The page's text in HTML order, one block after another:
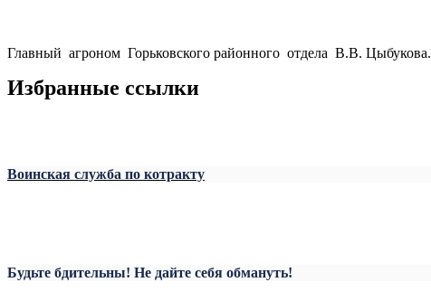
Главный агроном Горьковского районного отдела В.В. Цыбукова.
Избранные ссылки
Воинская служба по котракту
Будьте бдительны! Не дайте себя обмануть!